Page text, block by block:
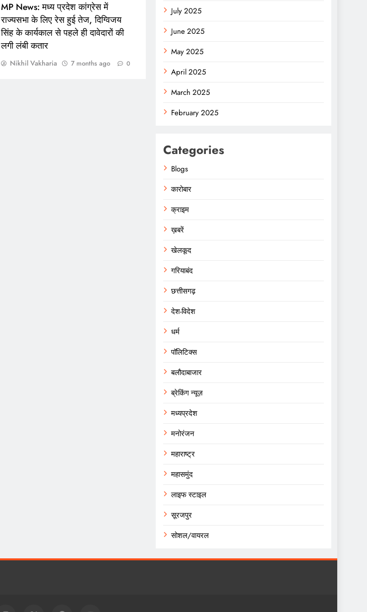
MP News: मध्‍य प्रदेश कांग्रेस में
राज्यसभा के लिए रेस हुई तेज, दिग्विजय
सिंह के कार्यकाल से पहले ही दावेदारों की
लगी लंबी कतार
Nikhil Vakharia 7 months ago 0
July 2025
June 2025
May 2025
April 2025
March 2025
February 2025
Categories
Blogs
कारोबार
क्राइम
ख़बरें
खेलकूद
गरियाबंद
छत्तीसगढ़
देश-विदेश
धर्म
पॉलिटिक्स
बलौदाबाजार
ब्रेकिंग न्यूज़
मध्यप्रदेश
मनोरंजन
महाराष्ट्र
महासमुंद
लाइफ स्टाइल
सूरजपुर
सोशल/वायरल